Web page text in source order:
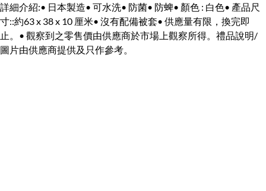
詳細介紹:• 日本製造• 可水洗• 防菌• 防蜱• 顏色 : 白色• 產品尺
寸::約63 x 38 x 10 厘米• 沒有配備被套• 供應量有限，換完即
止。• 觀察到之零售價由供應商於市場上觀察所得。禮品說明/
圖片由供應商提供及只作參考。